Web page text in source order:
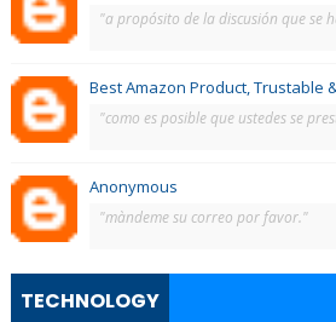
"a propósito de la discusión que se
Best Amazon Product, Trustable
"como es posible que ustedes se
Anonymous
"màndeme su correo por favor."
TECHNOLOGY